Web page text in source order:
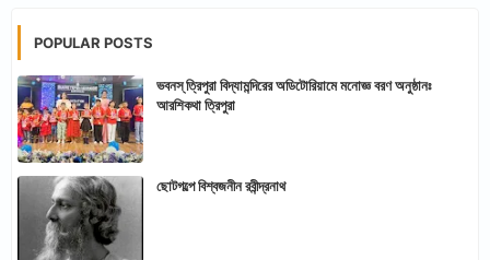
POPULAR POSTS
ভবনস্ ত্রিপুরা বিদ্যামন্দিরের অডিটোরিয়ামে মনোজ্ঞ বরণ অনুষ্ঠানঃ
আরশিকথা ত্রিপুরা
ছোটগল্পে বিশ্বজনীন রবীন্দ্রনাথ